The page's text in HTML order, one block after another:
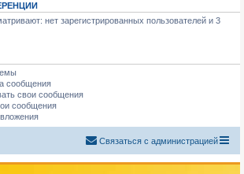
нет зарегистрированных пользователей и 3
сообщения
свои сообщения
сообщения
Связаться с администрацией